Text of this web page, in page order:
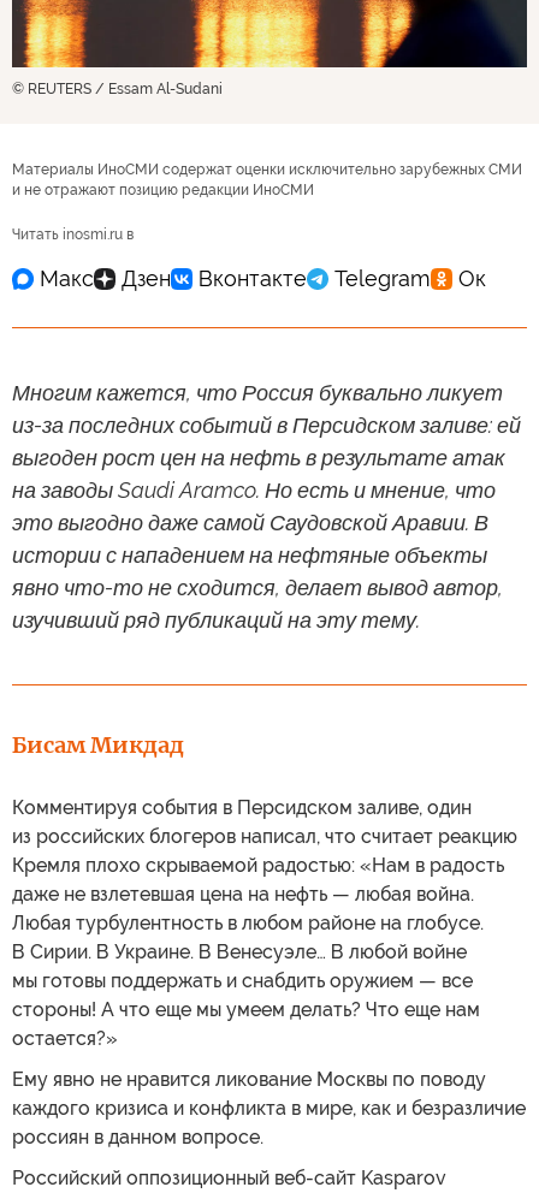
© REUTERS / Essam Al-Sudani
Материалы ИноСМИ содержат оценки исключительно зарубежных СМИ
и не отражают позицию редакции ИноСМИ
Читать inosmi.ru в
Многим кажется, что Россия буквально ликует
из-за последних событий в Персидском заливе: ей
выгоден рост цен на нефть в результате атак
на заводы Saudi Aramco. Но есть и мнение, что
это выгодно даже самой Саудовской Аравии. В
истории с нападением на нефтяные объекты
явно что-то не сходится, делает вывод автор,
изучивший ряд публикаций на эту тему.
Бисам Микдад
Комментируя события в Персидском заливе, один
из российских блогеров написал, что считает реакцию
Кремля плохо скрываемой радостью: «Нам в радость
даже не взлетевшая цена на нефть — любая война.
Любая турбулентность в любом районе на глобусе.
В Сирии. В Украине. В Венесуэле… В любой войне
мы готовы поддержать и снабдить оружием — все
стороны! А что еще мы умеем делать? Что еще нам
остается?»
Ему явно не нравится ликование Москвы по поводу
каждого кризиса и конфликта в мире, как и безразличие
россиян в данном вопросе.
Российский оппозиционный веб-сайт Kasparov